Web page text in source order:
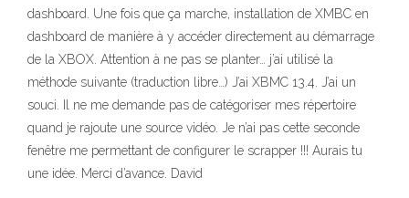
dashboard. Une fois que ça marche, installation de XMBC en
dashboard de manière à y accéder directement au démarrage
de la XBOX. Attention à ne pas se planter… j’ai utilisé la
méthode suivante (traduction libre…) J’ai XBMC 13.4. J’ai un
souci. Il ne me demande pas de catégoriser mes répertoire
quand je rajoute une source vidéo. Je n’ai pas cette seconde
fenêtre me permettant de configurer le scrapper !!! Aurais tu
une idée. Merci d’avance. David